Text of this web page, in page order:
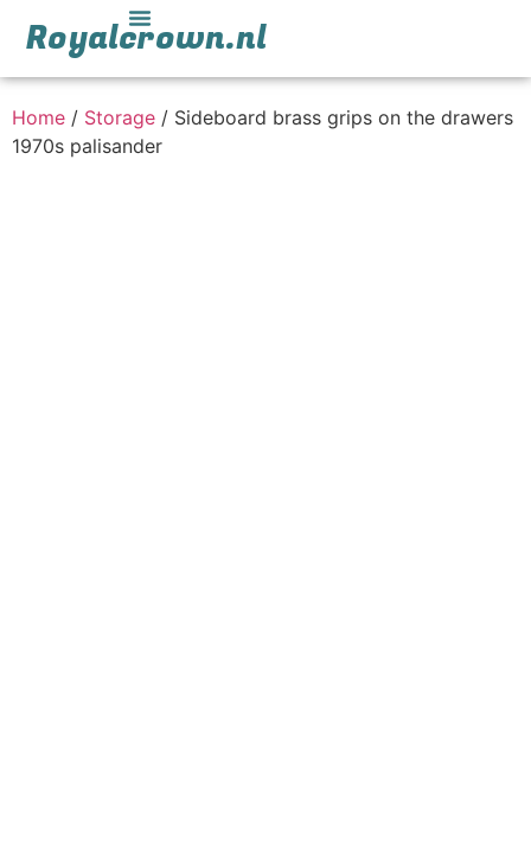
Royalcrown.nl
Home / Storage / Sideboard brass grips on the drawers
1970s palisander